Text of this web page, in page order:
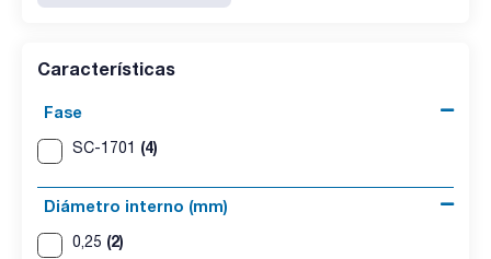
Características
Fase
SC-1701 (4)
Diámetro interno (mm)
0,25 (2)